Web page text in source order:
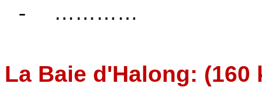
-
…………
La Baie d'Halong: (160